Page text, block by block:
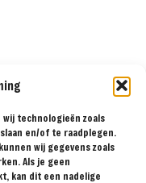
technologieën zoals
en/of te raadplegen.
wij gegevens zoals
Als je geen
kan dit een nadelige